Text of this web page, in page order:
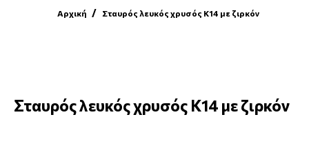
Αρχική Σταυρός λευκός χρυσός Κ14 με ζιρκόν
Σταυρός λευκός χρυσός Κ14 με ζιρκόν